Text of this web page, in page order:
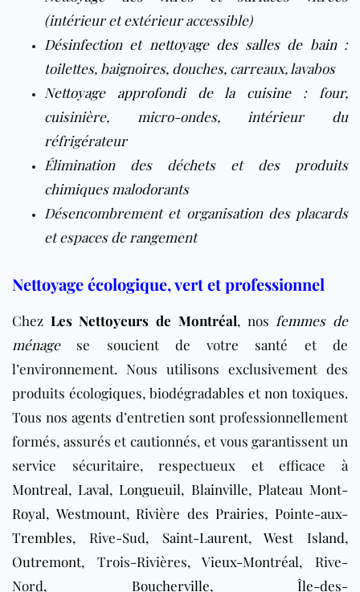
(intérieur et extérieur accessible)
Désinfection et nettoyage des salles de bain:
toilettes, baignoires, douches, carreaux, lavabos
Nettoyage approfondi de la cuisine: four,
cuisinière, micro-ondes, intérieur du
réfrigérateur
Élimination des déchets et des produits
chimiques malodorants
Désencombrement et organisation des placards
et espaces de rangement
Nettoyage écologique, vert et professionnel
Chez Les Nettoyeurs de Montréal, nos femmes de
ménagese soucient de votre santé et de
l’environnement. Nous utilisons exclusivement des
produits écologiques, biodégradables et non toxiques.
Tous nos agents d’entretien sont professionnellement
formés, assurés et cautionnés, et vous garantissent un
service sécuritaire, respectueux et efficace à
Montreal, Laval, Longueuil, Blainville, Plateau Mont-
Royal, Westmount, Rivière des Prairies, Pointe-aux-
Trembles, Rive-Sud, Saint-Laurent,West Island,
Outremont, Trois-Rivières,Vieux-Montréal, Rive-
Nord, Boucherville,Île-des-